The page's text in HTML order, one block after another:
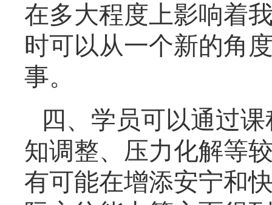
在多大程度上影响着
时可以从一个新的角
事。
四、 学员可以通过
知调整、压力化解等
有可能在增添安宁和